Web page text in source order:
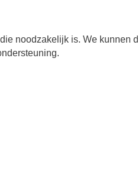
noodzakelijk is. We kunnen